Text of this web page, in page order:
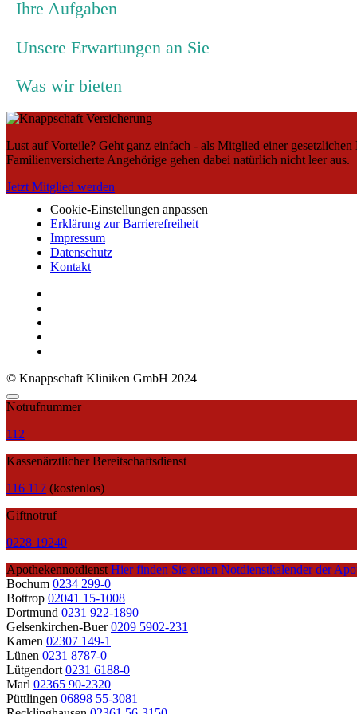
Ihre Aufgaben
Unsere Erwartungen an Sie
Was wir bieten
Lust auf Vorteile? Geht ganz einfach - als Mitglied einer gesetzlichen
Familienversicherte Angehörige gehen dabei natürlich nicht leer aus.
Jetzt Mitglied werden
Cookie-Einstellungen anpassen
Erklärung zur Barrierefreiheit
Impressum
Datenschutz
Kontakt
© Knappschaft Kliniken GmbH 2024
Notrufnummer
112
Kassenärztlicher Bereitschaftsdienst
116 117 (kostenlos)
Giftnotruf
0228 19240
Apothekennotdienst Hier finden Sie einen Notdienstkalender der
Bochum 0234 299-0
Bottrop 02041 15-1008
Dortmund 0231 922-1890
Gelsenkirchen-Buer 0209 5902-231
Kamen 02307 149-1
Lünen 0231 8787-0
Lütgendort 0231 6188-0
Marl 02365 90-2320
Püttlingen 06898 55-3081